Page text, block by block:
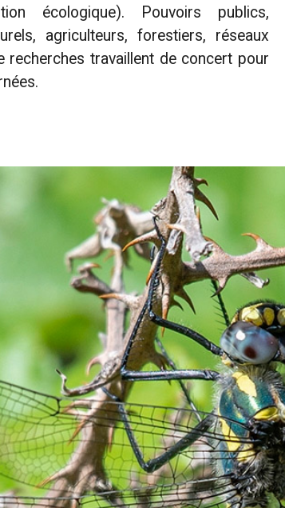
écologique). Pouvoirs publics,
agriculteurs, forestiers, réseaux
recherches travaillent de concert pour